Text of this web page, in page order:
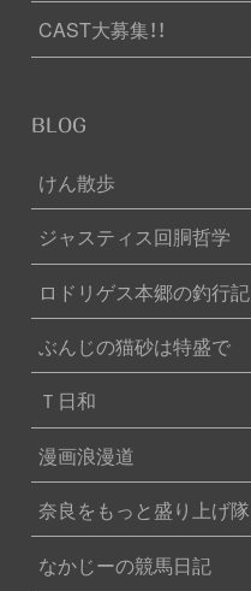
CAST大募集！！
BLOG
けん散歩
ジャスティス回胴哲学
ロドリゲス本郷の釣行記
ぶんじの猫砂は特盛で
Ｔ日和
漫画浪漫道
奈良をもっと盛り上げ隊
なかじーの競馬日記